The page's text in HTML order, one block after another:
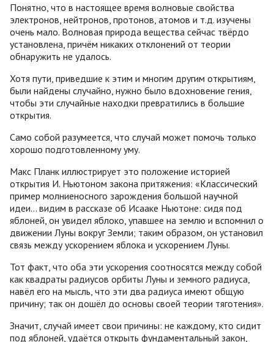
Понятно, что в настоящее время волновые свойства
электронов, нейтронов, протонов, атомов и т.д. изучены
очень мало. Волновая природа вещества сейчас твёрдо
установлена, причём никаких отклонений от теории
обнаружить не удалось.
Хотя пути, приведшие к этим и многим другим открытиям,
были найдены случайно, нужно было вдохновение гения,
чтобы эти случайные находки превратились в большие
открытия.
Само собой разумеется, что случай может помочь только
хорошо подготовленному уму.
Макс Планк иллюстрирует это положение историей
открытия И. Ньютоном закона притяжения: «Классический
пример молниеносного зарождения большой научной
идеи... видим в рассказе об Исааке Ньютоне: сидя под
яблоней, он увидел яблоко, упавшее на землю и вспомнил о
движении Луны вокруг Земли; таким образом, он установил
связь между ускорением яблока и ускорением Луны.
Тот факт, что оба эти ускорения соотносятся между собой
как квадраты радиусов орбиты Луны и земного радиуса,
навёл его на мысль, что эти два радиуса имеют общую
причину; так он дошёл до основы своей теории тяготения».
Значит, случай имеет свои причины: не каждому, кто сидит
под яблоней, удаётся открыть фундаментальный закон,